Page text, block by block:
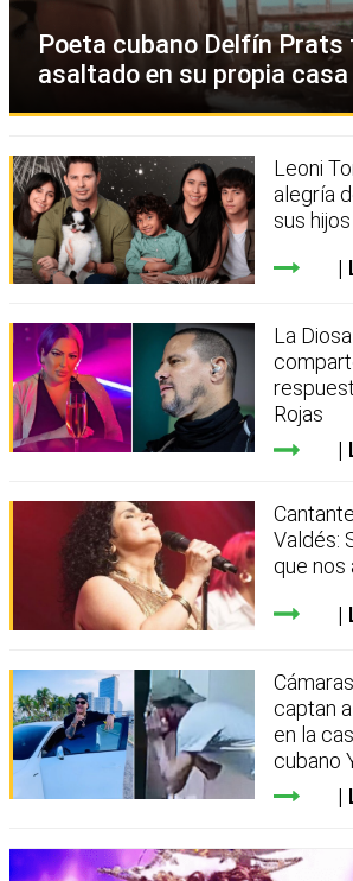
Poeta cubano Delfín Prats
asaltado en su propia casa
Leoni
alegría
sus
La
Rojas
Valdés:
que nos
captan
en la
cubano